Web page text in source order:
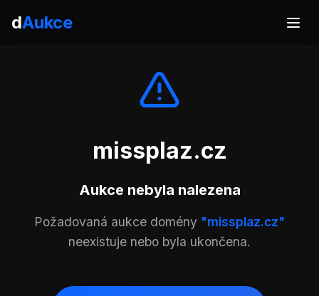
dAukce
missplaz.cz
Aukce nebyla nalezena
Požadovaná aukce domény "missplaz.cz"
neexistuje nebo byla ukončena.